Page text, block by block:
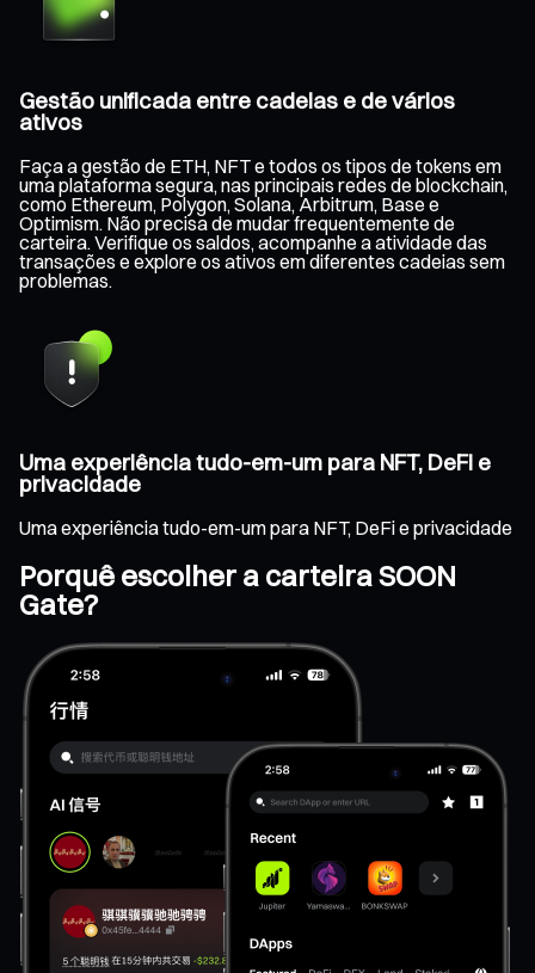
Gestão unificada entre cadeias e de vários
ativos
Faça a gestão de ETH, NFT e todos os tipos de tokens em
uma plataforma segura, nas principais redes de blockchain,
como Ethereum, Polygon, Solana, Arbitrum, Base e
Optimism. Não precisa de mudar frequentemente de
carteira. Verifique os saldos, acompanhe a atividade das
transações e explore os ativos em diferentes cadeias sem
problemas.
Uma experiência tudo-em-um para NFT, DeFi e
privacidade
Uma experiência tudo-em-um para NFT, DeFi e privacidade
Porquê escolher a carteira SOON
Gate?